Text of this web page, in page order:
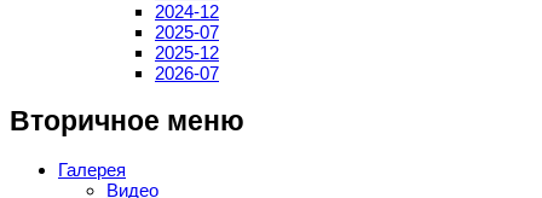
2024-12
2025-07
2025-12
2026-07
Вторичное меню
Галерея
Видео